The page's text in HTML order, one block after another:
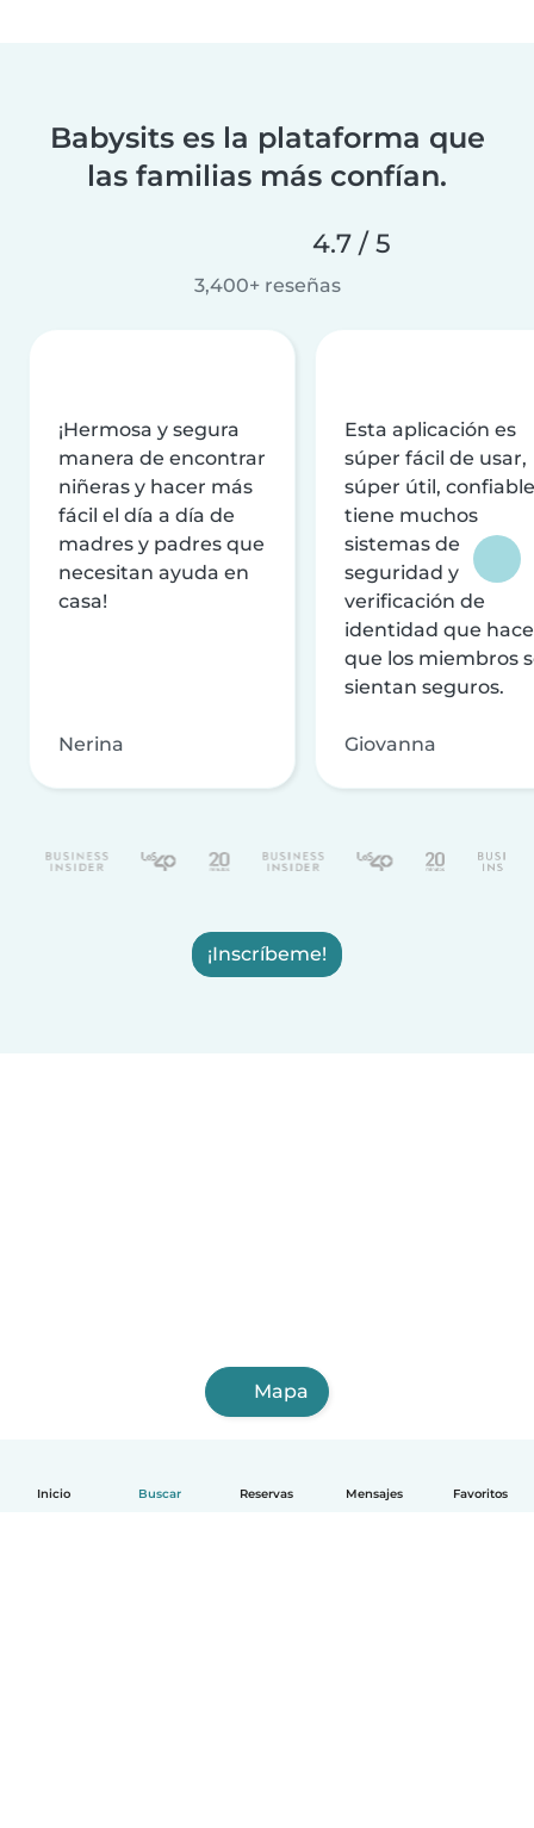
Inicio Buscar Reservas Mensajes Favoritos
Babysits es la plataforma que
las familias más confían.
4.7 / 5
3,400+ reseñas
¡Hermosa y segura
manera de encontrar
niñeras y hacer más
fácil el día a día de
madres y padres que
necesitan ayuda en
casa!
Nerina
Esta aplicación es
súper fácil de usar,
súper útil,
tiene muchos
sistemas de
seguridad y
verificación de
identidad que
que los miembros
sientan seguros.
Giovanna
¡Inscríbeme!
Mapa